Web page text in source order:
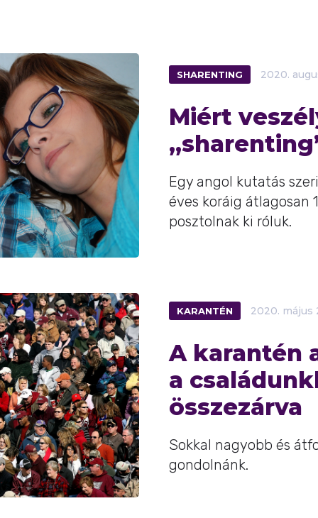
SHARENTING 2020.
Miért
Egy angol kutatás
éves koráig átlagosan
posztolnak ki róluk.
KARANTÉN 2020. május
A karantén
a
összezárva
Sokkal nagyobb és
gondolnánk.